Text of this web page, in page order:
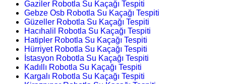
Gaziler Robotla Su Kaçağı Tespiti
Gebze Osb Robotla Su Kaçağı Tespiti
Güzeller Robotla Su Kaçağı Tespiti
Hacıhalil Robotla Su Kaçağı Tespiti
Hatipler Robotla Su Kaçağı Tespiti
Hürriyet Robotla Su Kaçağı Tespiti
İstasyon Robotla Su Kaçağı Tespiti
Kadıllı Robotla Su Kaçağı Tespiti
Kargalı Robotla Su Kaçağı Tespiti